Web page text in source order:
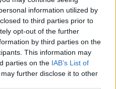
information utilized by
to third parties prior to
opt-out of the further
by third parties on the
This information may
parties on the IAB’s List of
further disclose it to other
na
wadach